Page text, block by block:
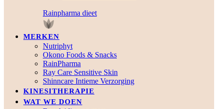
Rainpharma dieet
MERKEN
Nutriphyt
Okono Foods & Snacks
RainPharma
Ray Care Sensitive Skin
Shinncare Intieme Verzorging
KINESITHERAPIE
WAT WE DOEN